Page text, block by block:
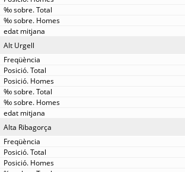
Alt Urgell
Alta Ribagorça